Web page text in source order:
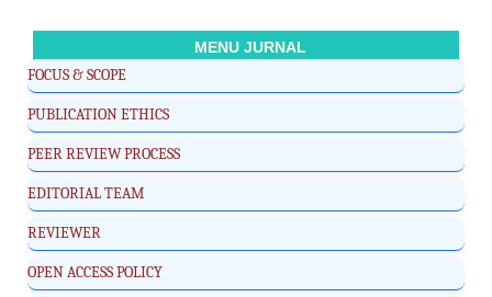
MENU JURNAL
FOCUS & SCOPE
PUBLICATION ETHICS
PEER REVIEW PROCESS
EDITORIAL TEAM
REVIEWER
OPEN ACCESS POLICY